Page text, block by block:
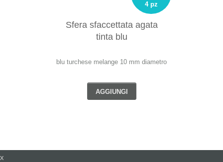
4 pz
Sfera sfaccettata agata
tinta blu
blu turchese melange 10 mm diametro
AGGIUNGI
x